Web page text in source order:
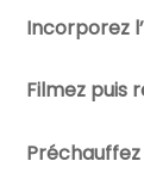
Incorporez
Filmez puis
Préchauffez